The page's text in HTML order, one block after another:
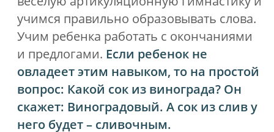
Оно сочетает в себе функции
обычного зеркала с интерактивными
технологиями. И позволяет
корректировать речь и развивать
артикуляцию на новом уровне.